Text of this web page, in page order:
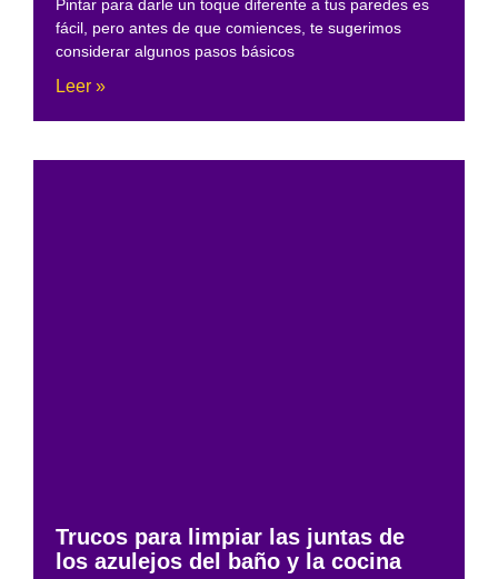
Pintar para darle un toque diferente a tus paredes es
fácil, pero antes de que comiences, te sugerimos
considerar algunos pasos básicos
Leer »
Trucos para limpiar las juntas de
los azulejos del baño y la cocina